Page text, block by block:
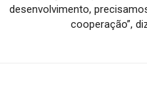
desenvolvimento,
cooperação”,